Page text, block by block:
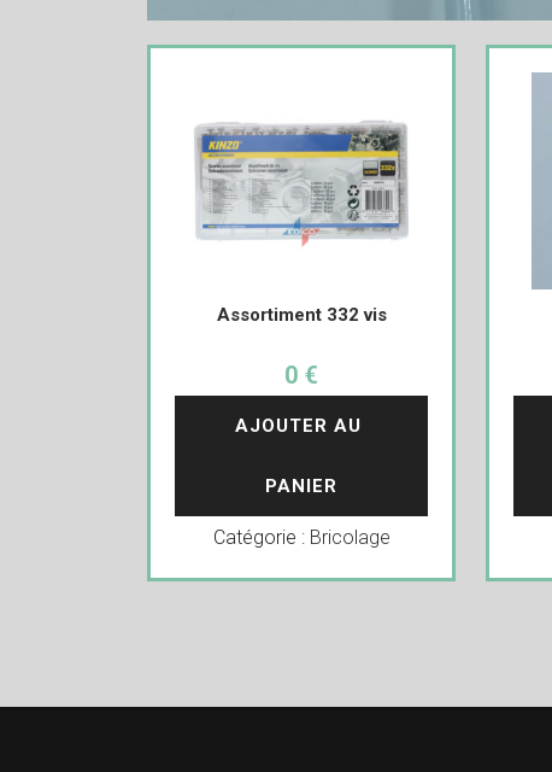
Assortiment 332 vis
0 €
AJOUTER AU
PANIER
Catégorie : Bricolage